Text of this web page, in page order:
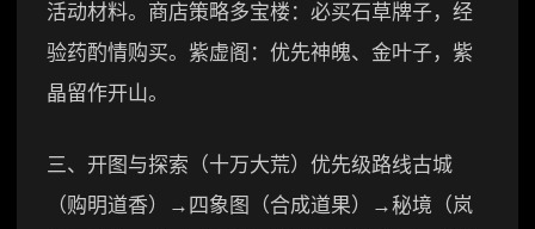
活动材料。商店策略多宝楼：必买石草牌子，经
验药酌情购买。紫虚阁：优先神魄、金叶子，紫
晶留作开山。
三、开图与探索（十万大荒）优先级路线古城
（购明道香）→四象图（合成道果）→秘境（岚